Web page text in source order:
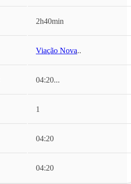
2h40min
Viação Nova...
04:20...
1
04:20
04:20